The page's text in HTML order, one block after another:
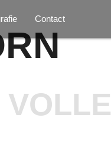
Contact
VOLLE